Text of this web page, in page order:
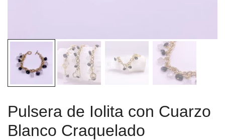
Pulsera de Iolita con Cuarzo
Blanco Craquelado